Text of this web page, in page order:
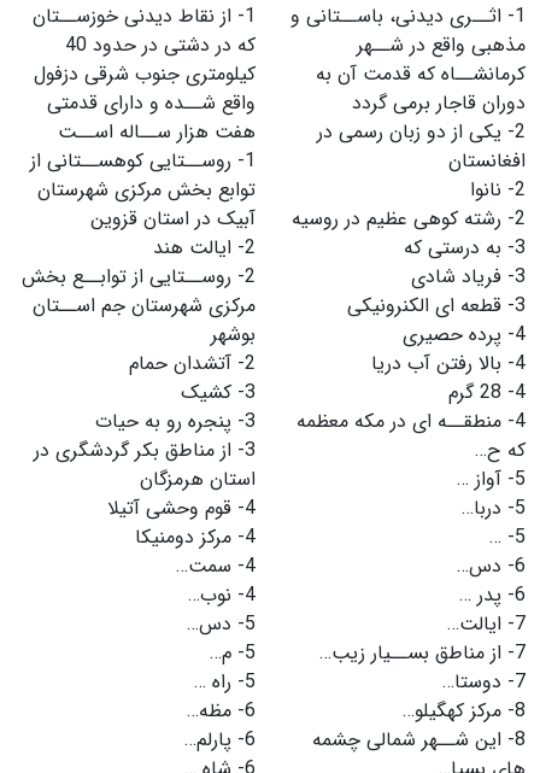
1- اثــرى دیدنى، باســتانى و
مذهبى واقع در شــهر
کرمانشــاه که قدمت آن به
دوران قاجار برمى گردد
2- یکی از دو زبان رسمی در
افغانستان
2- نانوا
2- رشته کوهی عظیم در روسیه
3- به درستی که
3- فریاد شادی
3- قطعه ای الکنرونیکی
4- پرده حصیری
4- بالا رفتن آب دریا
4- 28 گرم
4- منطقــه اى در مکه معظمه
که ح…
5- آواز …
5- دربا…
5-
…
6- دس…
6- پدر …
7- ایالت…
7- از مناطق بســیار زیب…
7- دوستا…
8- مرکز کهگیلو…
8- این شــهر شمالى چشمه
1- از نقاط دیدنى خوزســتان
که در دشتى در حدود 40
کیلومترى جنوب شرقى دزفول
واقع شــده و داراى قدمتى
هفت هزار ســاله اســت
1- روســتایى کوهســتانى از
توابع بخش مرکزى شهرستان
آبیک در استان قزوین
2- ایالت هند
2- روســتایى از توابــع بخش
مرکزى شهرستان جم اســتان
بوشهر
2- آتشدان حمام
3- کشیک
3- پنجره رو به حیات
3- از مناطق بکر گردشگرى در
استان هرمزگان
4- قوم وحشی آتیلا
4- مرکز دومنیکا
4- سمت…
4- نوب…
5- دس…
5- م…
5- راه …
6- مظه…
6- پارلم…